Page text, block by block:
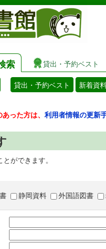
図書
索 貸出・予約ベスト
貸出・予約ベスト 新着資
った方は、 利用者情報の更新
ができます。
静岡資料 外国語図書